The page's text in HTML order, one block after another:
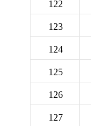
122
123
124
125
126
127